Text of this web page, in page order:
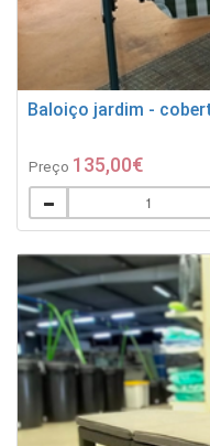
Baloiço jardim -
Preço 135,00€